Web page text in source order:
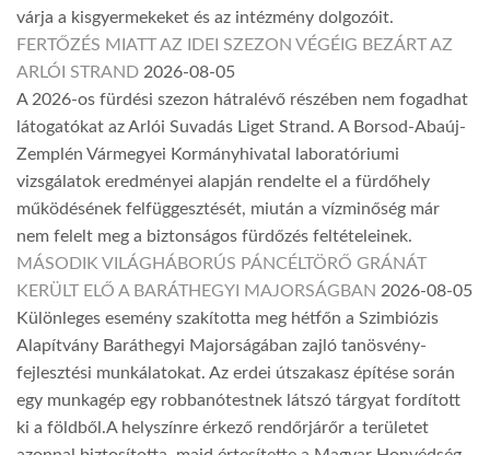
várja a kisgyermekeket és az intézmény dolgozóit.
FERTŐZÉS MIATT AZ IDEI SZEZON VÉGÉIG BEZÁRT AZ
ARLÓI STRAND 2026-08-05
A 2026-os fürdési szezon hátralévő részében nem fogadhat
látogatókat az Arlói Suvadás Liget Strand. A Borsod-Abaúj-
Zemplén Vármegyei Kormányhivatal laboratóriumi
vizsgálatok eredményei alapján rendelte el a fürdőhely
működésének felfüggesztését, miután a vízminőség már
nem felelt meg a biztonságos fürdőzés feltételeinek.
MÁSODIK VILÁGHÁBORÚS PÁNCÉLTÖRŐ GRÁNÁT
KERÜLT ELŐ A BARÁTHEGYI MAJORSÁGBAN 2026-08-05
Különleges esemény szakította meg hétfőn a Szimbiózis
Alapítvány Baráthegyi Majorságában zajló tanösvény-
fejlesztési munkálatokat. Az erdei útszakasz építése során
egy munkagép egy robbanótestnek látszó tárgyat fordított
ki a földből.A helyszínre érkező rendőrjárőr a területet